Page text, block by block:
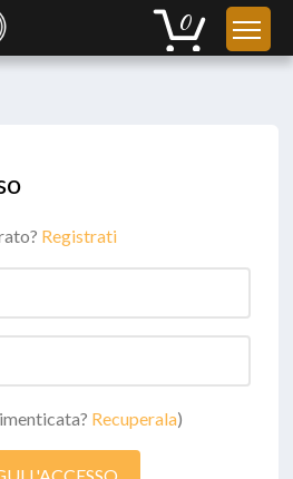
Registrati
Recuperala)